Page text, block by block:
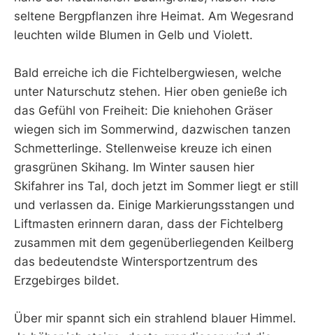
seltene Bergpflanzen ihre Heimat. Am Wegesrand
leuchten wilde Blumen in Gelb und Violett.
Bald erreiche ich die Fichtelbergwiesen, welche
unter Naturschutz stehen. Hier oben genieße ich
das Gefühl von Freiheit: Die kniehohen Gräser
wiegen sich im Sommerwind, dazwischen tanzen
Schmetterlinge. Stellenweise kreuze ich einen
grasgrünen Skihang. Im Winter sausen hier
Skifahrer ins Tal, doch jetzt im Sommer liegt er still
und verlassen da. Einige Markierungsstangen und
Liftmasten erinnern daran, dass der Fichtelberg
zusammen mit dem gegenüberliegenden Keilberg
das bedeutendste Wintersportzentrum des
Erzgebirges bildet.
Über mir spannt sich ein strahlend blauer Himmel.